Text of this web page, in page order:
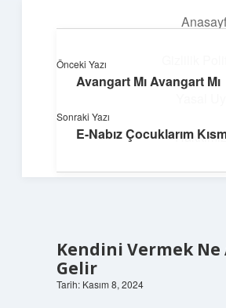
Neşeli Fikir
Hayatına neşe katan kısa
Kendini Vermek Ne
Gelir
Tarih: Kasım 8, 2024
Önceki Yazı
Avangart Mı Avangart Mı
Sonraki Yazı
E-Nabız Çocuklarım